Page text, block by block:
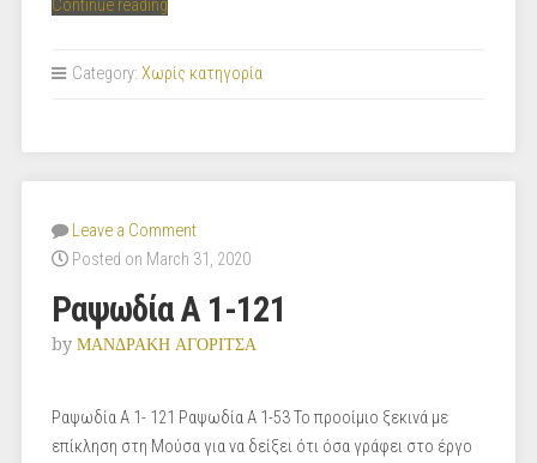
Continue reading“Ραψωδία
122-
Category: Χωρίς κατηγορία
Leave a Comment
Posted on March 31, 2020
Ραψωδία Α 1-121
by ΜΑΝΔΡΑΚΗ ΑΓΟΡΙΤΣΑ
Ραψωδία Α 1- 121 Ραψωδία Α 1-53 Το προοίμιο ξεκινά με
επίκληση στη Μούσα για να δείξει ότι όσα γράφει στο έργο